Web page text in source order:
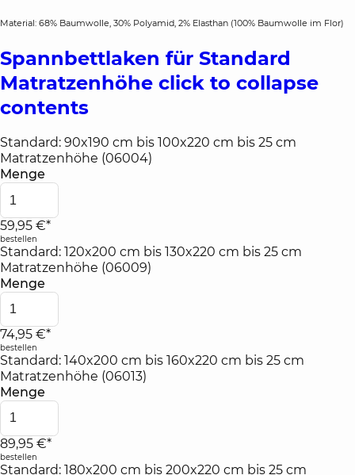
Material: 68% Baumwolle, 30% Polyamid, 2% Elasthan (100% Baumwolle im Flor)
Spannbettlaken für Standard
Matratzenhöhe click to collapse
contents
Standard: 90x190 cm bis 100x220 cm bis 25 cm
Matratzenhöhe (06004)
Menge
59,95 €*
bestellen
Standard: 120x200 cm bis 130x220 cm bis 25 cm
Matratzenhöhe (06009)
Menge
74,95 €*
bestellen
Standard: 140x200 cm bis 160x220 cm bis 25 cm
Matratzenhöhe (06013)
Menge
89,95 €*
bestellen
Standard: 180x200 cm bis 200x220 cm bis 25 cm